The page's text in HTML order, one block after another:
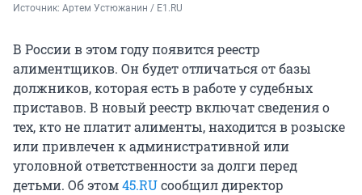
Источник: Артем Устюжанин / E1.RU
В России в этом году появится реестр
алиментщиков. Он будет отличаться от базы
должников, которая есть в работе у судебных
приставов. В новый реестр включат сведения о
тех, кто не платит алименты, находится в розыске
или привлечен к административной или
уголовной ответственности за долги перед
детьми. Об этом45.RUсообщил директор